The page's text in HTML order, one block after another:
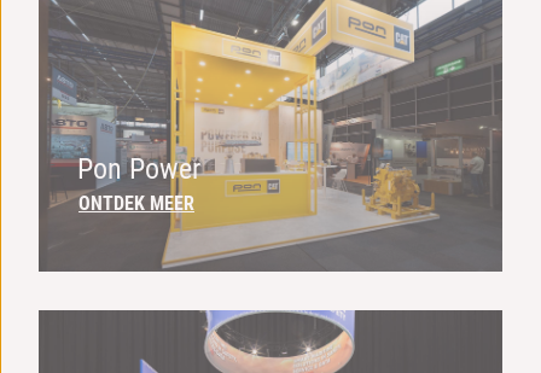
Pon Power
ONTDEK MEER